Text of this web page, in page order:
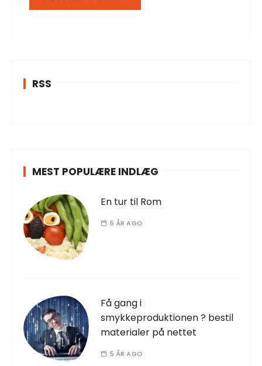
RSS
MEST POPULÆRE INDLÆG
En tur til Rom
5 ÅR AGO
Få gang i
smykkeproduktionen ? bestil
materialer på nettet
5 ÅR AGO